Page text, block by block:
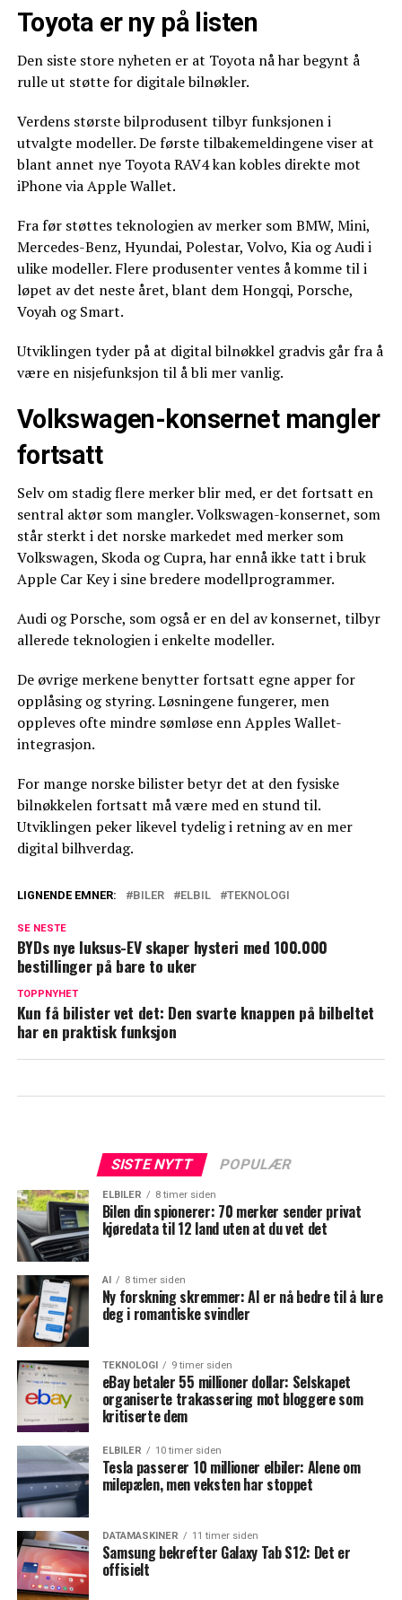
Toyota er ny på listen
Den siste store nyheten er at Toyota nå har begynt å
rulle ut støtte for digitale bilnøkler.
Verdens største bilprodusent tilbyr funksjonen i
utvalgte modeller. De første tilbakemeldingene viser at
blant annet nye Toyota RAV4 kan kobles direkte mot
iPhone via Apple Wallet.
Fra før støttes teknologien av merker som BMW, Mini,
Mercedes-Benz, Hyundai, Polestar, Volvo, Kia og Audi i
ulike modeller. Flere produsenter ventes å komme til i
løpet av det neste året, blant dem Hongqi, Porsche,
Voyah og Smart.
Utviklingen tyder på at digital bilnøkkel gradvis går fra å
være en nisjefunksjon til å bli mer vanlig.
Volkswagen-konsernet mangler
fortsatt
Selv om stadig flere merker blir med, er det fortsatt en
sentral aktør som mangler. Volkswagen-konsernet, som
står sterkt i det norske markedet med merker som
Volkswagen, Skoda og Cupra, har ennå ikke tatt i bruk
Apple Car Key i sine bredere modellprogrammer.
Audi og Porsche, som også er en del av konsernet, tilbyr
allerede teknologien i enkelte modeller.
De øvrige merkene benytter fortsatt egne apper for
opplåsing og styring. Løsningene fungerer, men
oppleves ofte mindre sømløse enn Apples Wallet-
integrasjon.
For mange norske bilister betyr det at den fysiske
bilnøkkelen fortsatt må være med en stund til.
Utviklingen peker likevel tydelig i retning av en mer
digital bilhverdag.
LIGNENDE EMNER: BILER ELBIL TEKNOLOGI
SE NESTE
BYDs nye luksus-EV skaper hysteri med 100.000
bestillinger på bare to uker
TOPPNYHET
Kun få bilister vet det: Den svarte knappen på bilbeltet
har en praktisk funksjon
SISTE NYTT POPULÆR
ELBILER 8 timer siden
Bilen din spionerer: 70 merker sender privat
kjøredata til 12 land uten at du vet det
AI 8 timer siden
Ny forskning skremmer: AI er nå bedre til å lure
deg i romantiske svindler
TEKNOLOGI 9 timer siden
eBay betaler 55 millioner dollar: Selskapet
organiserte trakassering mot bloggere som
kritiserte dem
ELBILER 10 timer siden
Tesla passerer 10 millioner elbiler: Alene om
milepælen, men veksten har stoppet
DATAMASKINER 11 timer siden
Samsung bekrefter Galaxy Tab S12: Det er
offisielt